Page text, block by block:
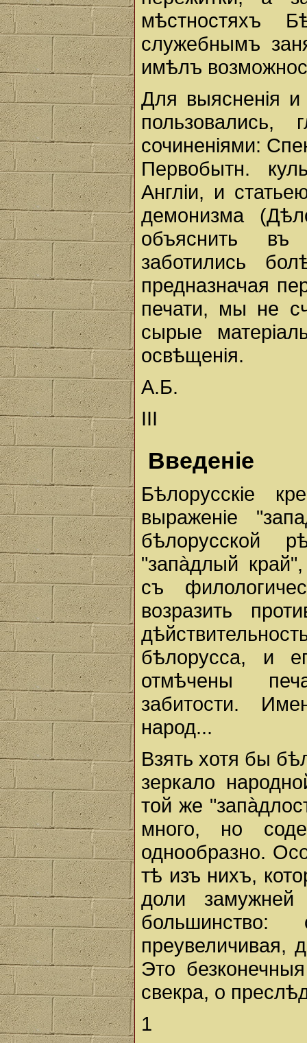
мѣстностяхъ
служебнымъ
имѣлъ
Для выясненiя
сочиненiями:
Первобытн.
Англiи, и
демонизма
объяснить
заботились
предназначая
печати, мы не
сырые
освѣщенiя.
А.Б.
III
Введенiе
Бѣлорусскiе
выраженiе
бѣлорусской
"запàдлый
съ
возразить
бѣлорусса, и
отмѣчены
забитости.
народ...
Взять хотя бы
зеркало
той же
много, но
однообразно.
тѣ изъ нихъ,
доли
преувеличивая,
Это
свекра, о
1